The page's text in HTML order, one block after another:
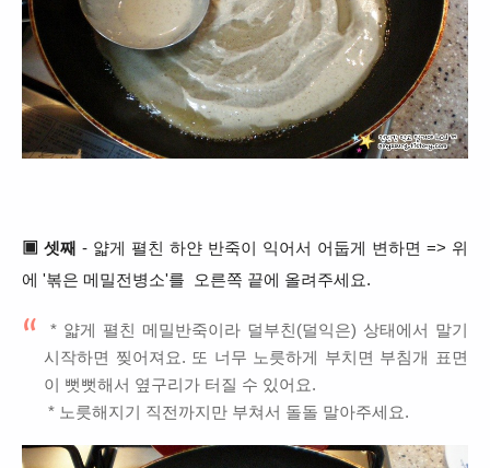
▣ 셋째 - 얇게 펼친 하얀 반죽이 익어서 어둡게 변하면 => 위
에 '볶은 메밀전병소'를 오른쪽 끝에 올려주세요.
* 얇게 펼친 메밀반죽이라 덜부친(덜익은) 상태에서 말기
시작하면 찢어져요. 또 너무 노릇하게 부치면 부침개 표면
이 뻣뻣해서 옆구리가 터질 수 있어요.
* 노릇해지기 직전까지만 부쳐서 돌돌 말아주세요.